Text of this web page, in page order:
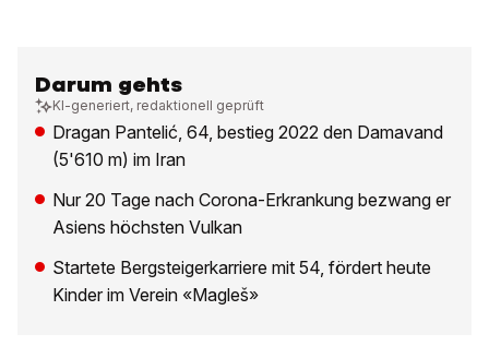
Darum gehts
KI-generiert, redaktionell geprüft
Dragan Pantelić, 64, bestieg 2022 den Damavand
(5'610 m) im Iran
Nur 20 Tage nach Corona-Erkrankung bezwang er
Asiens höchsten Vulkan
Startete Bergsteigerkarriere mit 54, fördert heute
Kinder im Verein «Magleš»